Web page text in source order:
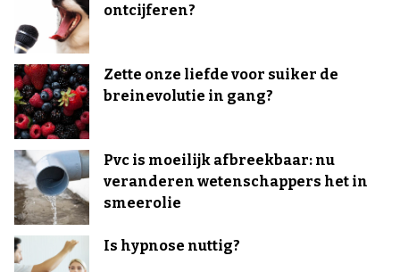
ontcijferen?
Zette onze liefde voor suiker de
breinevolutie in gang?
Pvc is moeilijk afbreekbaar: nu
veranderen wetenschappers het in
smeerolie
Is hypnose nuttig?